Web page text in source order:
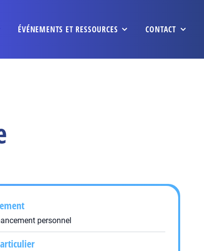
ÉVÉNEMENTS ET RESSOURCES CONTACT
personnel